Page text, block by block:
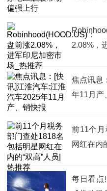
2.08%，
焦点讯息
年11月产
前11个月
网红在内
每日看点